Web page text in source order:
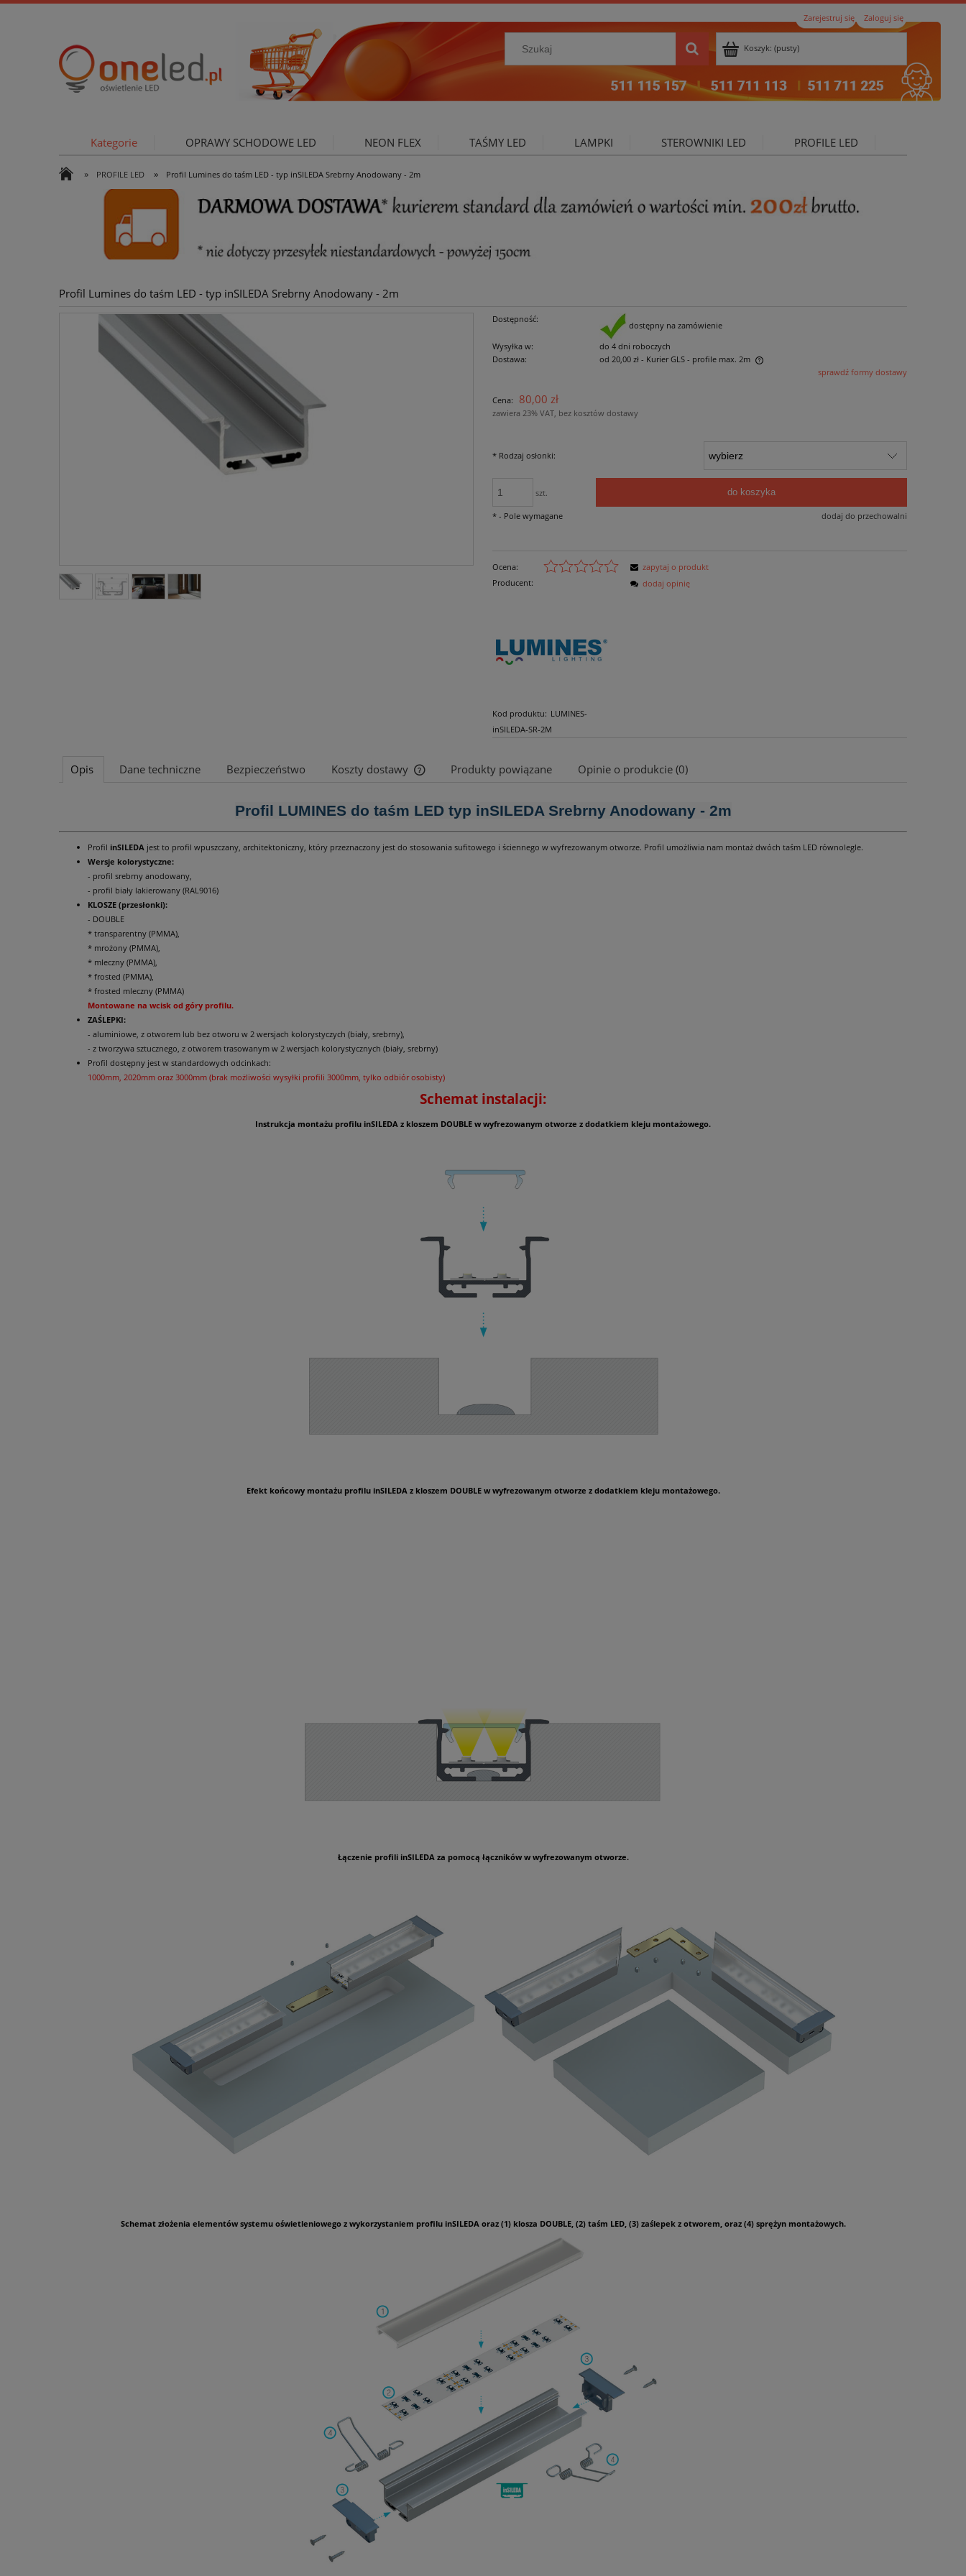
Zarejestruj się Zaloguj się
Koszyk: (pusty)
Kategorie OPRAWY SCHODOWE LED NEON FLEX TAŚMY LED LAMPKI STEROWNIKI LED PROFILE LED
OŚWIETLENIE ZEWNĘTRZNE
» PROFILE LED » Profil Lumines do taśm LED - typ inSILEDA Srebrny Anodowany - 2m
Profil Lumines do taśm LED - typ inSILEDA Srebrny Anodowany - 2m
Dostępność:
dostępny na zamówienie
Wysyłka w:
do 4 dni roboczych
Dostawa:
od 20,00 zł - Kurier GLS - profile max. 2m
sprawdź formy dostawy
Cena: 80,00 zł
zawiera 23% VAT, bez kosztów dostawy
*Rodzaj osłonki:
szt. do koszyka
dodaj do przechowalni
*- Pole wymagane
Ocena:
Producent:
Kod produktu: LUMINES-
inSILEDA-SR-2M
zapytaj o produkt
dodaj opinię
Opis Dane techniczne Bezpieczeństwo Koszty dostawy
Cena nie zawiera ewentualnych kosztów
płatności
Produkty powiązane Opinie o produkcie (0)
Profil LUMINES do taśm LED typ inSILEDA Srebrny Anodowany - 2m
Profil inSILEDA jest to profil wpuszczany, architektoniczny, który przeznaczony jest do stosowania sufitowego i ściennego w wyfrezowanym otworze. Profil umożliwia nam montaż dwóch taśm LED równolegle.
Wersje kolorystyczne:
- profil srebrny anodowany,
- profil biały lakierowany (RAL9016)
KLOSZE (przesłonki):
- DOUBLE
* transparentny (PMMA),
* mrożony (PMMA),
* mleczny (PMMA),
* frosted (PMMA),
* frosted mleczny (PMMA)
Montowane na wcisk od góry profilu.
ZAŚLEPKI:
- aluminiowe, z otworem lub bez otworu w 2 wersjach kolorystyczych (biały, srebrny),
- z tworzywa sztucznego, z otworem trasowanym w 2 wersjach kolorystycznych (biały, srebrny)
Profil dostępny jest w standardowych odcinkach:
1000mm, 2020mm oraz 3000mm (brak możliwości wysyłki profili 3000mm, tylko odbiór osobisty)
Schemat instalacji:
Instrukcja montażu profilu inSILEDA z kloszem DOUBLE w wyfrezowanym otworze z dodatkiem kleju montażowego.
Efekt końcowy montażu profilu inSILEDA z kloszem DOUBLE w wyfrezowanym otworze z dodatkiem kleju montażowego.
Łączenie profili inSILEDA za pomocą łączników w wyfrezowanym otworze.
Schemat złożenia elementów systemu oświetleniowego z wykorzystaniem profilu inSILEDA oraz (1) klosza DOUBLE, (2) taśm LED, (3) zaślepek z otworem, oraz (4) sprężyn montażowych.